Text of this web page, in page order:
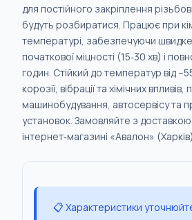
для постійного закріплення
будуть розбиратися. Працює при
температурі, забезпечуючи
початкової міцності (15‑30 хв) і
годин. Стійкий до температур від
корозії, вібрації та хімічних впливів,
машинобудування, автосервісу та
установок. Замовляйте з доставкою
інтернет‑магазині «Авалон»
📋 Характеристики